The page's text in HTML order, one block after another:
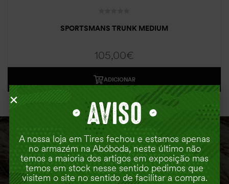
SPORTSMANS TRUNK MEDIUM
105,00€
ADICIONAR
ONDE ESTAMOS
• AVISO •
A nossa loja em Tires fechou e estamos apenas
no armazém na Abóboda, neste último não
temos a maioria dos artigos em exposição mas
temos em stock nesse sentido pedimos que
visitem o site no sentido de facilitar a compra.